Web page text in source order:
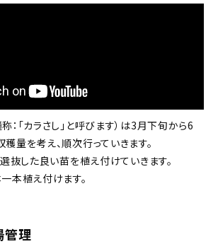
：「カラさし」と呼びます）は3月下旬から6
量を考え、順次行っていきます。
選抜した良い苗を植え付けていきます。
本植え付けます。
管理